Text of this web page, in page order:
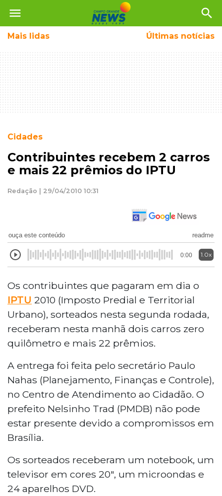
menu search
Mais lidas Últimas notícias
Cidades
Contribuintes recebem 2 carros
e mais 22 prêmios do IPTU
Redação | 29/04/2010 10:31
ouça este conteúdo readme
0:00 1.0x
Os contribuintes que pagaram em dia o
IPTU 2010 (Imposto Predial e Territorial
Urbano), sorteados nesta segunda rodada,
receberam nesta manhã dois carros zero
quilômetro e mais 22 prêmios.
A entrega foi feita pelo secretário Paulo
Nahas (Planejamento, Finanças e Controle),
no Centro de Atendimento ao Cidadão. O
prefeito Nelsinho Trad (PMDB) não pode
estar presente devido a compromissos em
Brasília.
Os sorteados receberam um notebook, um
televisor em cores 20", um microondas e
24 aparelhos DVD.